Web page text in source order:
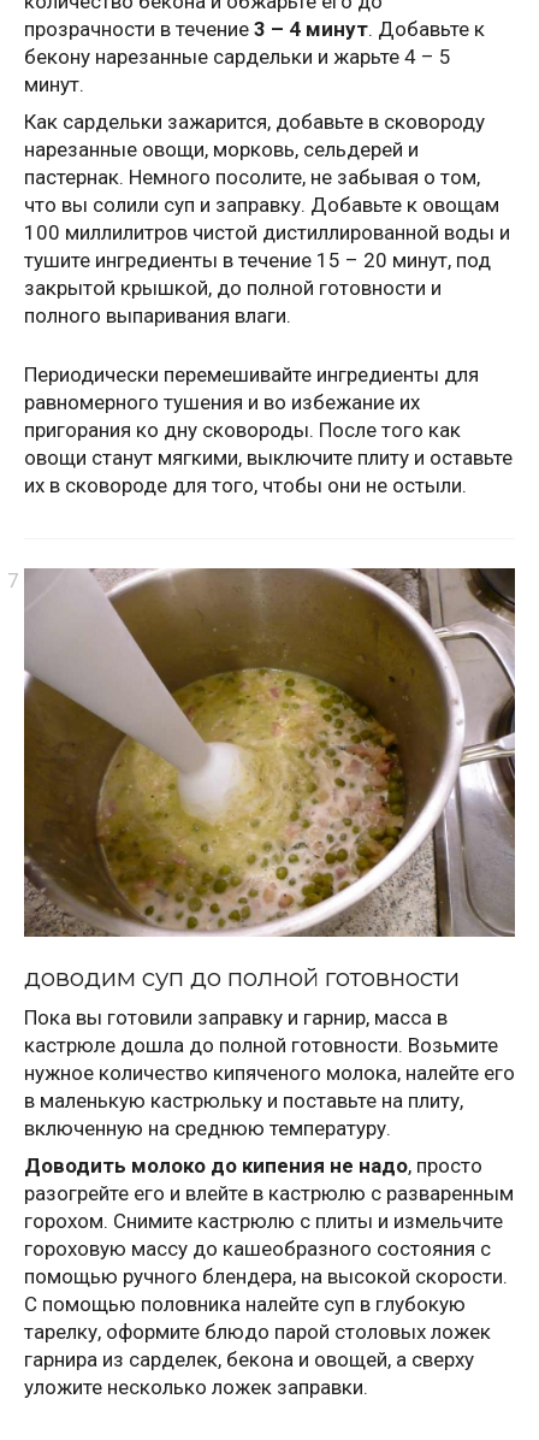
прозрачности в течение 3 – 4 минут. Добавьте к
бекону нарезанные сардельки и жарьте 4 – 5
минут.
Как сардельки зажарится, добавьте в сковороду
нарезанные овощи, морковь, сельдерей и
пастернак. Немного посолите, не забывая о том,
что вы солили суп и заправку. Добавьте к овощам
100 миллилитров чистой дистиллированной воды и
тушите ингредиенты в течение 15 – 20 минут, под
закрытой крышкой, до полной готовности и
полного выпаривания влаги.
Периодически перемешивайте ингредиенты для
равномерного тушения и во избежание их
пригорания ко дну сковороды. После того как
овощи станут мягкими, выключите плиту и оставьте
их в сковороде для того, чтобы они не остыли.
доводим суп до полной готовности
Пока вы готовили заправку и гарнир, масса в
кастрюле дошла до полной готовности. Возьмите
нужное количество кипяченого молока, налейте его
в маленькую кастрюльку и поставьте на плиту,
включенную на среднюю температуру.
Доводить молоко до кипения не надо, просто
разогрейте его и влейте в кастрюлю с разваренным
горохом. Снимите кастрюлю с плиты и измельчите
гороховую массу до кашеобразного состояния с
помощью ручного блендера, на высокой скорости.
С помощью половника налейте суп в глубокую
тарелку, оформите блюдо парой столовых ложек
гарнира из сарделек, бекона и овощей, а сверху
уложите несколько ложек заправки.